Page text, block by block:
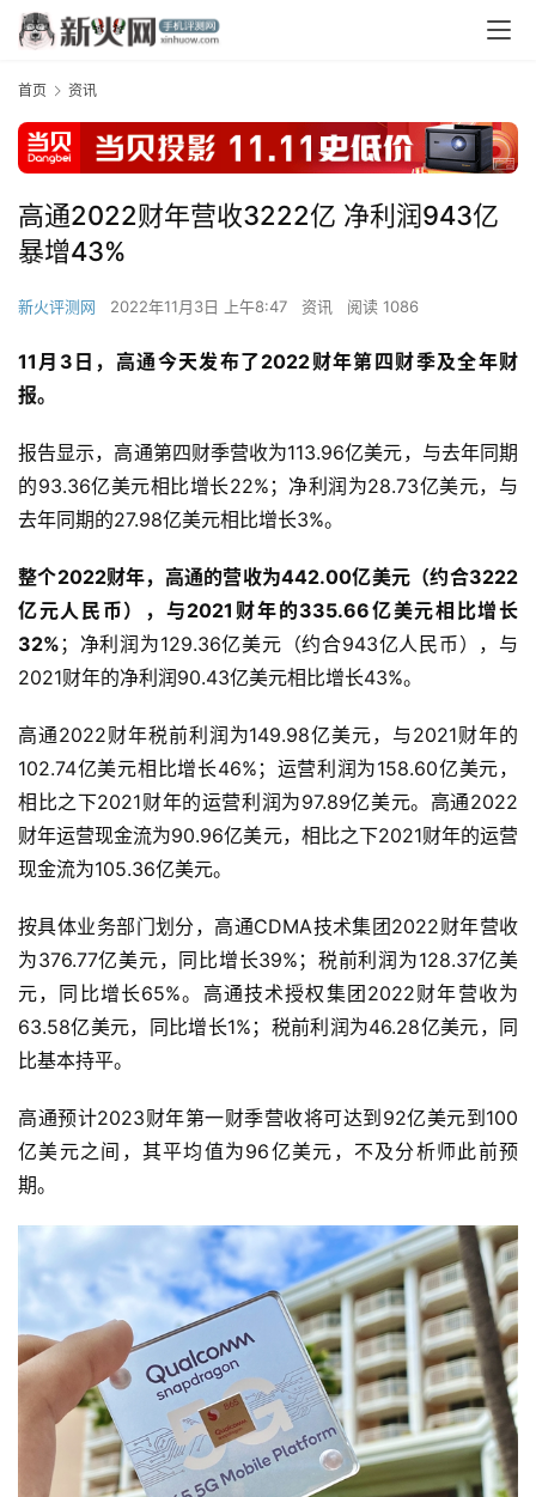
首页 资讯
高通2022财年营收3222亿 净利润943亿
暴增43%
新火评测网 2022年11月3日 上午8:47 资讯 阅读 1086
11月3日，高通今天发布了2022财年第四财季及全年财
报。
报告显示，高通第四财季营收为113.96亿美元，与去年同期
的93.36亿美元相比增长22%；净利润为28.73亿美元，与
去年同期的27.98亿美元相比增长3%。
整个2022财年，高通的营收为442.00亿美元（约合3222
亿元人民币），与2021财年的335.66亿美元相比增长
32% ；净利润为129.36亿美元（约合943亿人民币），与
2021财年的净利润90.43亿美元相比增长43%。
高通2022财年税前利润为149.98亿美元，与2021财年的
102.74亿美元相比增长46%；运营利润为158.60亿美元，
相比之下2021财年的运营利润为97.89亿美元。高通2022
财年运营现金流为90.96亿美元，相比之下2021财年的运营
现金流为105.36亿美元。
按具体业务部门划分，高通CDMA技术集团2022财年营收
为376.77亿美元，同比增长39%；税前利润为128.37亿美
元，同比增长65%。高通技术授权集团2022财年营收为
63.58亿美元，同比增长1%；税前利润为46.28亿美元，同
比基本持平。
高通预计2023财年第一财季营收将可达到92亿美元到100
亿美元之间，其平均值为96亿美元，不及分析师此前预
期。